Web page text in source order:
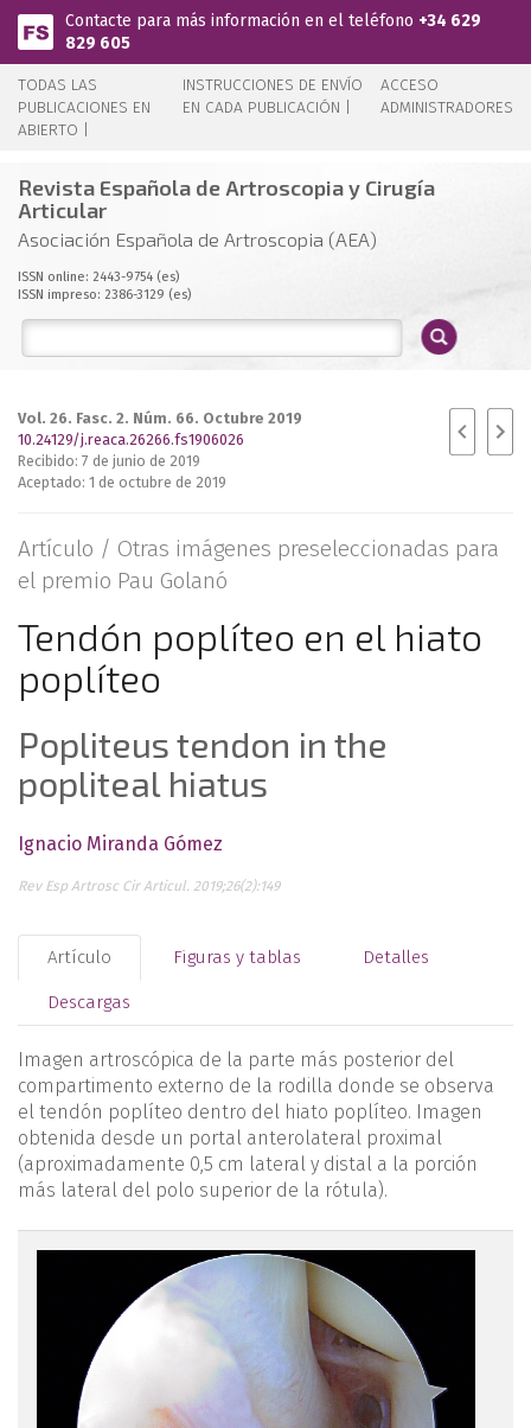
Pasar al contenido principal
Contacte para más información en el teléfono +34 629
829 605
TODAS LAS
PUBLICACIONES EN
ABIERTO |
INSTRUCCIONES DE ENVÍO
EN CADA PUBLICACIÓN |
ACCESO
ADMINISTRADORES
Revista Española de Artroscopia y Cirugía
Articular
Asociación Española de Artroscopia (AEA)
ISSN online: 2443-9754 (es)
ISSN impreso: 2386-3129 (es)
Vol. 26. Fasc. 2. Núm. 66. Octubre 2019
10.24129/j.reaca.26266.fs1906026
Recibido: 7 de junio de 2019
Aceptado: 1 de octubre de 2019
Artículo / Otras imágenes preseleccionadas para
el premio Pau Golanó
Tendón poplíteo en el hiato
poplíteo
Popliteus tendon in the
popliteal hiatus
Ignacio Miranda Gómez
Rev Esp Artrosc Cir Articul. 2019;26(2):149
Artículo Figuras y tablas Detalles
Descargas
Imagen artroscópica de la parte más posterior del
compartimento externo de la rodilla donde se observa
el tendón poplíteo dentro del hiato poplíteo. Imagen
obtenida desde un portal anterolateral proximal
(aproximadamente 0,5 cm lateral y distal a la porción
más lateral del polo superior de la rótula).
figura1.png